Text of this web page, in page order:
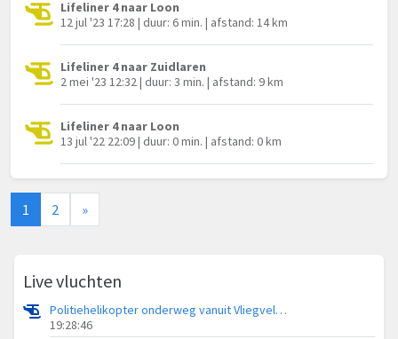
Lifeliner 4 naar Loon
12 jul '23 17:28 | duur: 6 min. | afstand: 14 km
Lifeliner 4 naar Zuidlaren
2 mei '23 12:32 | duur: 3 min. | afstand: 9 km
Lifeliner 4 naar Loon
13 jul '22 22:09 | duur: 0 min. | afstand: 0 km
1 2 »
Live vluchten
Politiehelikopter onderweg vanuit Vliegveld Hoogeveen
19:28:46